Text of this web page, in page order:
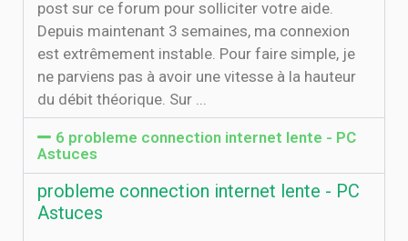
post sur ce forum pour solliciter votre aide.
Depuis maintenant 3 semaines, ma connexion
est extrêmement instable. Pour faire simple, je
ne parviens pas à avoir une vitesse à la hauteur
du débit théorique. Sur ...
6 probleme connection internet lente - PC
Astuces
probleme connection internet lente - PC
Astuces